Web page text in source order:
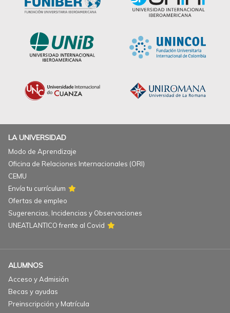
LA UNIVERSIDAD
Modo de Aprendizaje
Oficina de Relaciones Internacionales (ORI)
CEMU
Envía tu currículum
Ofertas de empleo
Sugerencias, Incidencias y Observaciones
UNEATLANTICO frente al Covid
ALUMNOS
Acceso y Admisión
Becas y ayudas
Preinscripción y Matrícula